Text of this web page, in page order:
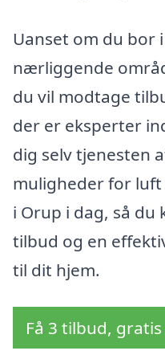
Uanset om du bor
nærliggende
du vil modtage
der er eksperter
dig selv tjenesten
muligheder for
i Orup i dag, så du
tilbud og en
til dit hjem.
Få 3 tilbud,